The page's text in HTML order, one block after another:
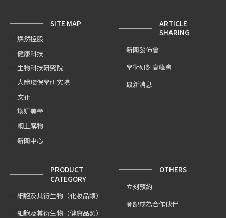
SITE MAP
煥然控股
健康科技
生物科技研究院
人體環保學研究院
文化
煥姸美學
網上購物
新聞中心
ARTICLE
SHARING
新聞發佈會
學術研討高峰會
最新消息
PRODUCT
CATEGORY
細胞及其衍生物（化妝品類）
細胞及其衍生物（健康品類）
OTHERS
立刻預約
登記成為合作伙伴